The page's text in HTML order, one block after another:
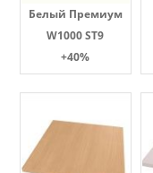
Белый Премиум
W1000 ST9
+40%